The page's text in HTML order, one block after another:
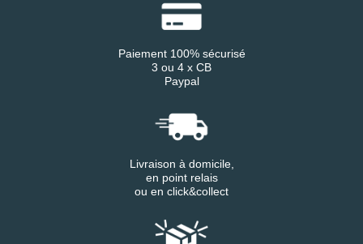
Paiement 100% sécurisé
3 ou 4 x CB
Paypal
Livraison à domicile,
en point relais
ou en click&collect